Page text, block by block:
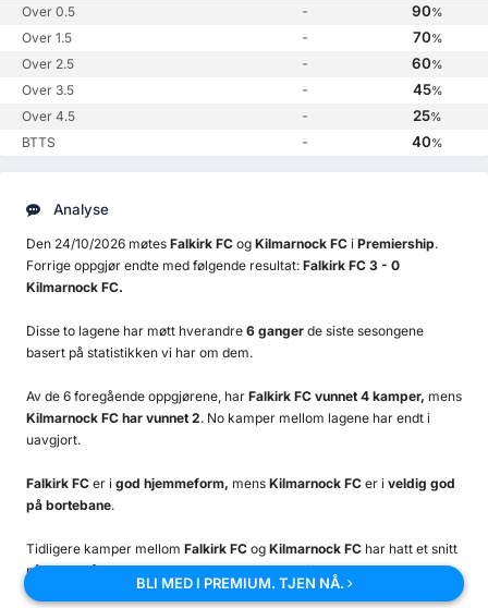
Over 0.5 - 90%
Over 1.5 - 70%
Over 2.5 - 60%
Over 3.5 - 45%
Over 4.5 - 25%
BTTS - 40%
Analyse
Den 24/10/2026 møtes Falkirk FC og Kilmarnock FC i Premiership.
Forrige oppgjør endte med følgende resultat: Falkirk FC 3 - 0
Kilmarnock FC.
Disse to lagene har møtt hverandre 6 ganger de siste sesongene
basert på statistikken vi har om dem.
Av de 6 foregående oppgjørene, har Falkirk FC vunnet 4 kamper, mens
Kilmarnock FC har vunnet 2. No kamper mellom lagene har endt i
uavgjort.
Falkirk FC er i god hjemmeform, mens Kilmarnock FC er i veldig god
på bortebane.
Tidligere kamper mellom Falkirk FC og Kilmarnock FC har hatt et snitt
på3.83 mål,mens begge lag scorer har intruffet i67%av oppgjørene.
BLI MED I PREMIUM. TJEN NÅ.